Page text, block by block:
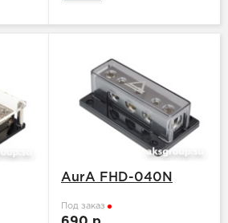
AurA FHD-040N
Под заказ